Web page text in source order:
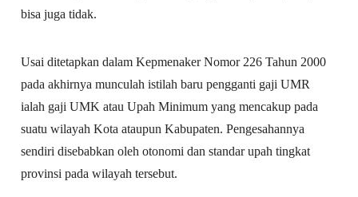
bisa juga tidak.
Usai ditetapkan dalam Kepmenaker Nomor 226 Tahun 2000
pada akhirnya munculah istilah baru pengganti gaji UMR
ialah gaji UMK atau Upah Minimum yang mencakup pada
suatu wilayah Kota ataupun Kabupaten. Pengesahannya
sendiri disebabkan oleh otonomi dan standar upah tingkat
provinsi pada wilayah tersebut.